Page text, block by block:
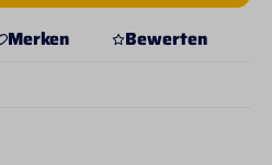
Merken
Bewerten